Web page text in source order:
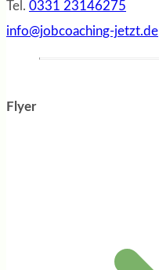
Tel. 0331 23146275
info@jobcoaching-jetzt.de
Flyer